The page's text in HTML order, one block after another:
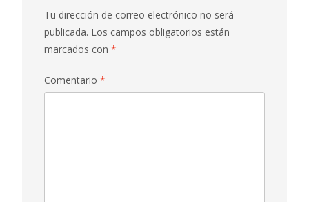
Tu dirección de correo electrónico no será
publicada. Los campos obligatorios están
marcados con *
Comentario *